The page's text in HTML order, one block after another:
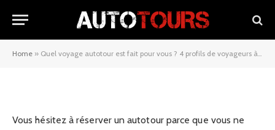
Home » Quel voyage autotour est fait pour vous ? 4 profils de voyageurs à décoder
pour vous ? 4 profils de
voyageurs à décoder
Vous hésitez à réserver un autotour parce que vous ne